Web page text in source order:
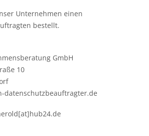
Unternehmen einen
bestellt.
GmbH
10
datenschutzbeauftragter.de